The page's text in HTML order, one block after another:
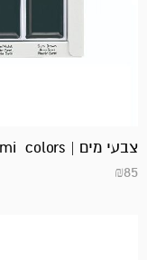
צבעי מים | sumi colors
₪85